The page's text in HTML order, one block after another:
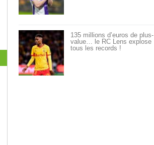
135 millions d’euros de plus-
value… le RC Lens explose
tous les records !